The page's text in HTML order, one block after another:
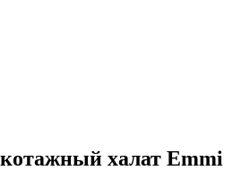
халат Emmi